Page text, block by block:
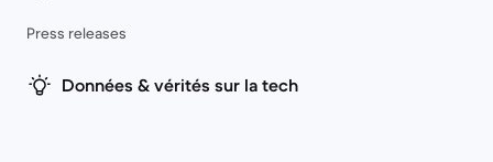
Press releases
Données & vérités sur la tech